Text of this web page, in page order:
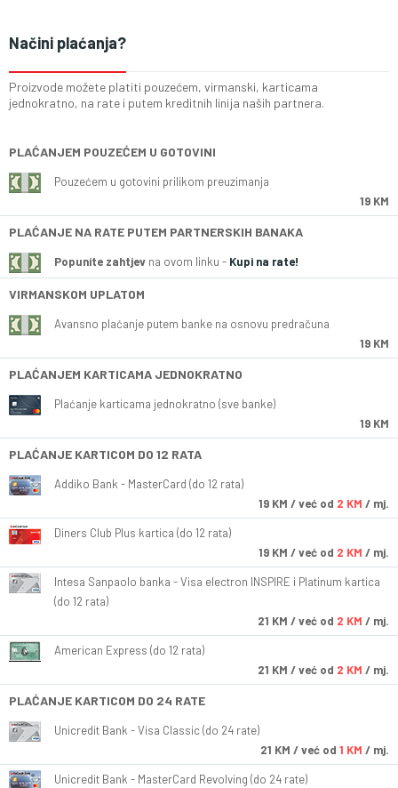
Načini plaćanja?
Proizvode možete platiti pouzećem, virmanski, karticama
jednokratno, na rate i putem kreditnih linija naših partnera.
PLAĆANJEM POUZEĆEM U GOTOVINI
Pouzećem u gotovini prilikom preuzimanja
19 KM
PLAĆANJE NA RATE PUTEM PARTNERSKIH BANAKA
Popunite zahtjev na ovom linku - Kupi na rate!
VIRMANSKOM UPLATOM
Avansno plaćanje putem banke na osnovu predračuna
19 KM
PLAĆANJEM KARTICAMA JEDNOKRATNO
Plaćanje karticama jednokratno (sve banke)
19 KM
PLAĆANJE KARTICOM DO 12 RATA
Addiko Bank - MasterCard (do 12 rata)
19 KM / već od 2 KM / mj.
Diners Club Plus kartica (do 12 rata)
19 KM / već od 2 KM / mj.
Intesa Sanpaolo banka - Visa electron INSPIRE i Platinum kartica
(do 12 rata)
21 KM / već od 2 KM / mj.
American Express (do 12 rata)
21 KM / već od 2 KM / mj.
PLAĆANJE KARTICOM DO 24 RATE
Unicredit Bank - Visa Classic (do 24 rate)
21 KM / već od 1 KM / mj.
Unicredit Bank - MasterCard Revolving (do 24 rate)